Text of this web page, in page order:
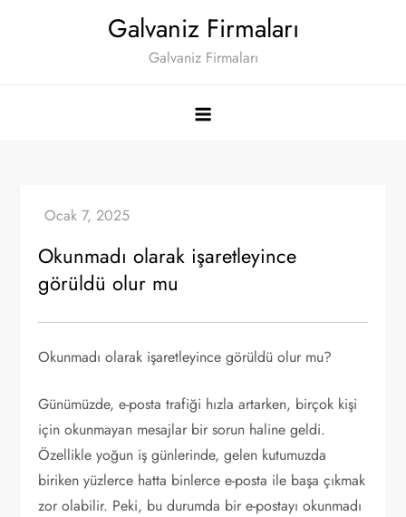
Galvaniz Firmaları
Galvaniz Firmaları
Okunmadı olarak işaretleyince
görüldü olur mu
Okunmadı olarak işaretleyince görüldü olur mu?
Günümüzde, e-posta trafiği hızla artarken, birçok kişi
için okunmayan mesajlar bir sorun haline geldi.
Özellikle yoğun iş günlerinde, gelen kutumuzda
biriken yüzlerce hatta binlerce e-posta ile başa çıkmak
zor olabilir. Peki, bu durumda bir e-postayı okunmadı